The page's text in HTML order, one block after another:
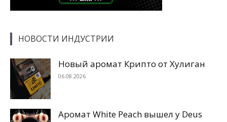
НОВОСТИ ИНДУСТРИИ
Новый аромат Крипто от Хулиган
06.08.2026
Аромат White Peach вышел у Deus